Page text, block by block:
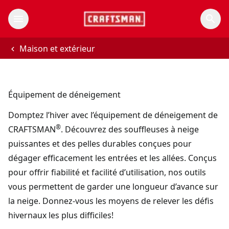
Maison et extérieur
Équipement de déneigement
Domptez l’hiver avec l’équipement de déneigement de
CRAFTSMAN®. Découvrez des souffleuses à neige
puissantes et des pelles durables conçues pour
dégager efficacement les entrées et les allées. Conçus
pour offrir fiabilité et facilité d’utilisation, nos outils
vous permettent de garder une longueur d’avance sur
la neige. Donnez-vous les moyens de relever les défis
hivernaux les plus difficiles!